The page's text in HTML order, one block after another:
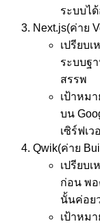
ระบบไ
Next.js(ค่าย
เปรียบ
ระบบฐ
สรรพ
เป้าหมา
บน
เซิร์ฟเ
Qwik(ค่าย
เปรียบ
ก่อน พ
นั้นค่อย
เป้าหมา